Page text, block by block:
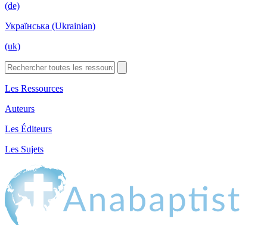
(de)
Українська (Ukrainian)
(uk)
Les Ressources
Auteurs
Les Éditeurs
Les Sujets